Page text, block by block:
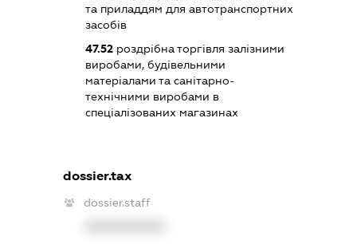
та приладдям для автотранспортних
засобів
47.52роздрібна торгівля залізними
виробами, будівельними
матеріалами та санітарно-
технічними виробами в
спеціалізованих магазинах
dossier.tax
dossier.staff